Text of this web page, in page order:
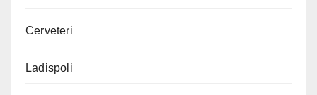
Cerveteri
Ladispoli